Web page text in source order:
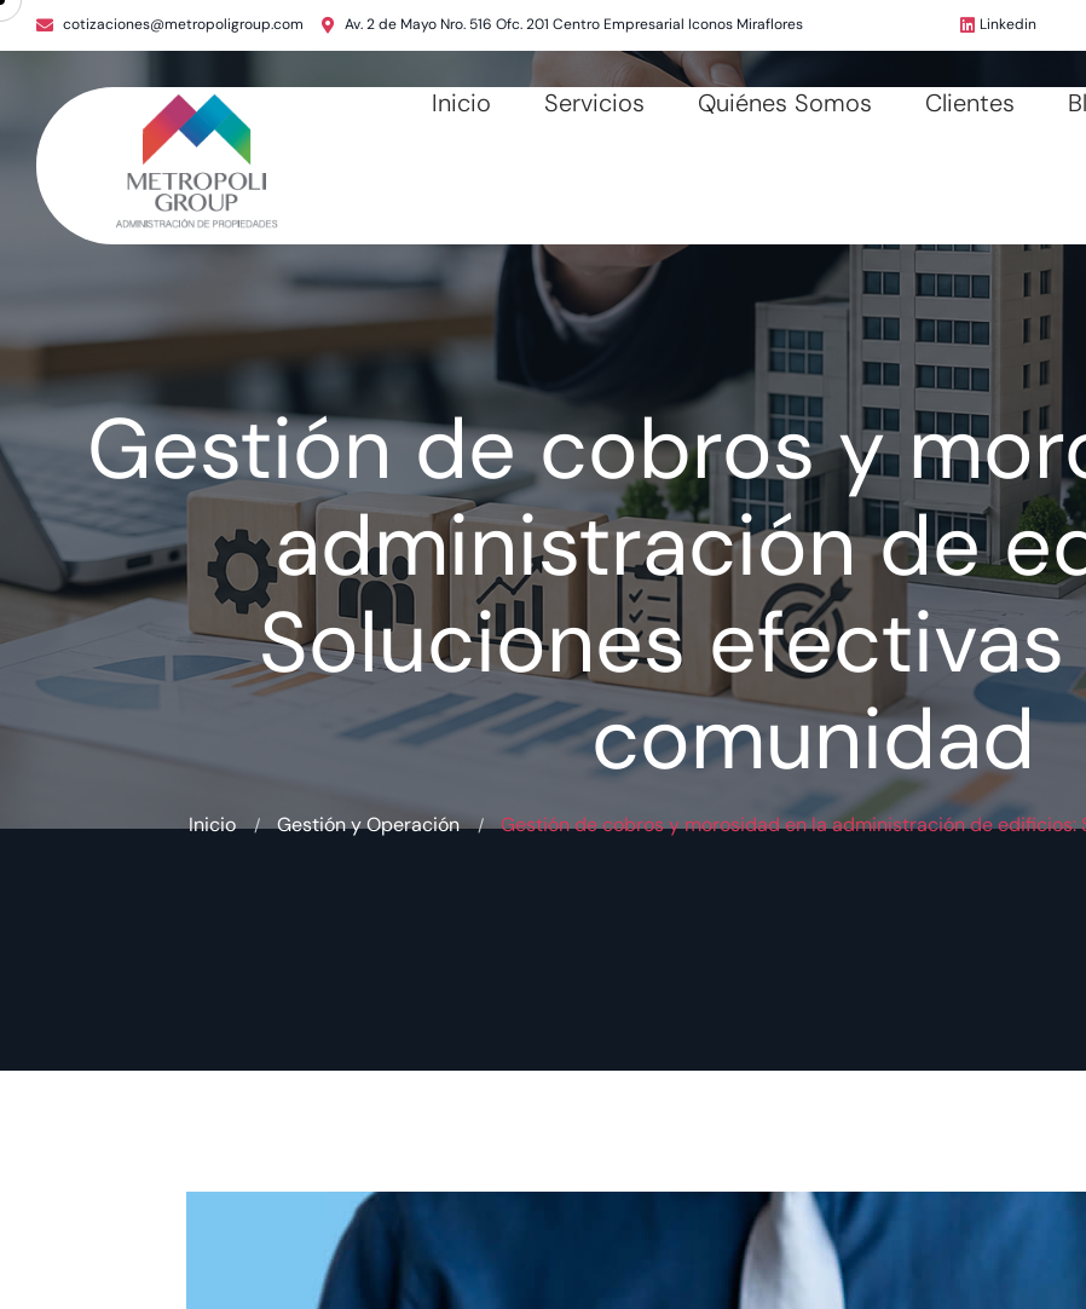
cotizaciones@metropoligroup.com Av. 2 de Mayo Nro. 516 Ofc. 201 Centro Empresarial Iconos Miraflores Linkedin
Inicio Servicios Quiénes Somos Clientes
Gestión de cobros y
administración de
Soluciones
comunidad
Inicio Gestión y Operación Gestión de cobros y morosidad en la administración de